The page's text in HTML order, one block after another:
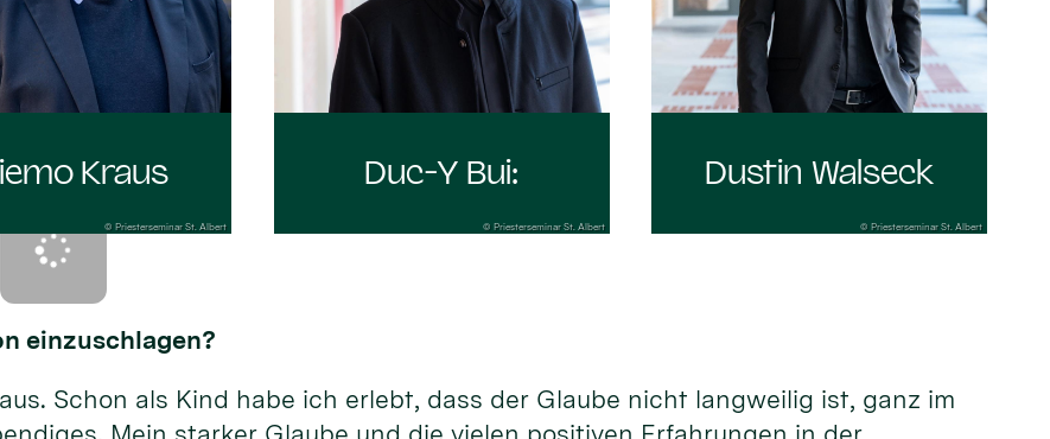
einzuschlagen?
Schon als Kind habe ich erlebt, dass der Glaube nicht langweilig ist, ganz im
Kraus
© Priesterseminar St. Albert
Duc-Y Bui:
© Priesterseminar St. Albert
Dustin Walseck
© Priesterseminar St. Albert